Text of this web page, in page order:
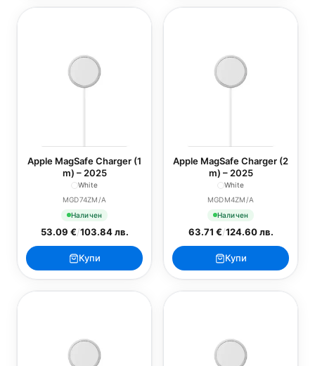
Apple MagSafe Charger (1
m) – 2025
White
MGD74ZM/A
Наличен
53.09 €/103.84 лв.
Купи
Apple MagSafe Charger (2
m) – 2025
White
MGDM4ZM/A
Наличен
63.71 €/124.60 лв.
Купи